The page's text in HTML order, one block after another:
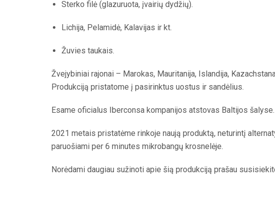
Sterko filė (glazuruota, įvairių dydžių).
Lichija, Pelamidė, Kalavijas ir kt.
Žuvies taukais.
Žvejybiniai rajonai – Marokas, Mauritanija, Islandija,
Produkciją pristatome į pasirinktus uostus ir sandėlius.
Esame oficialus Iberconsa kompanijos atstovas Baltijos šalyse.
2021 metais pristatėme rinkoje naują produktą, neturintį
paruošiami per 6 minutes mikrobangų krosnelėje.
Norėdami daugiau sužinoti apie šią produkciją prašau